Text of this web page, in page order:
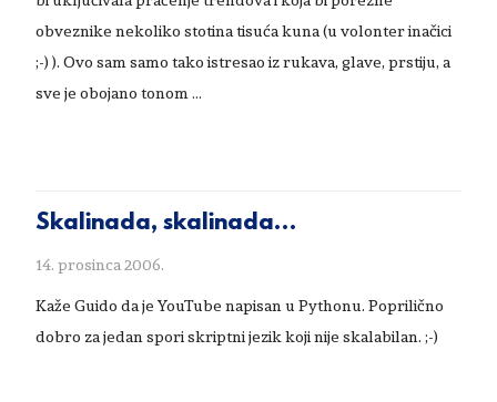
obveznike nekoliko stotina tisuća kuna (u volonter inačici
;-) ). Ovo sam samo tako istresao iz rukava, glave, prstiju, a
sve je obojano tonom …
Skalinada, skalinada…
14. prosinca 2006.
Kaže Guido da je YouTube napisan u Pythonu. Poprilično
dobro za jedan spori skriptni jezik koji nije skalabilan. ;-)